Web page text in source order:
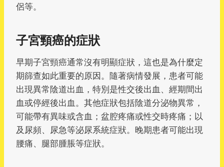
侶等。
子宮頸癌的症狀
早期子宮頸癌通常沒有明顯症狀，這也是為什麼定
期篩查如此重要的原因。隨著病情發展，患者可能
出現異常陰道出血，特別是性交後出血、經期間出
血或停經後出血。其他症狀包括陰道分泌物異常，
可能帶有異味或含血；盆腔疼痛或性交時疼痛；以
及尿頻、尿急等泌尿系統症狀。晚期患者可能出現
腰痛、腿部腫脹等症狀。